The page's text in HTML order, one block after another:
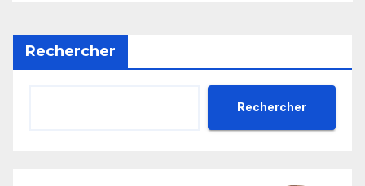
Rechercher
Rechercher